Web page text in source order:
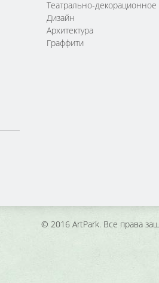
Театрально-декорационное
Дизайн
Архитектура
Граффити
© 2016 ArtPark. Все права